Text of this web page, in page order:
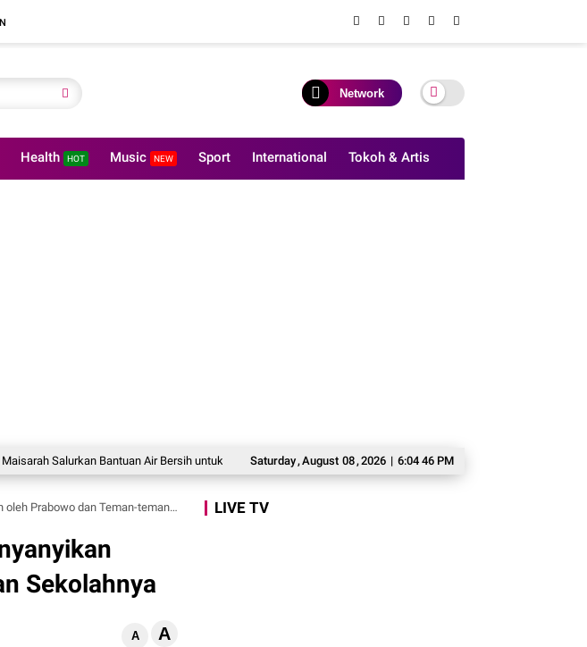
Network
Health HOT Music NEW Sport International Tokoh & Artis
Saturday,August 08,2026 | 6:04 47 PM
Salurkan Bantuan Air Bersih untuk Warga Babakan Madang Prabowo: Kepemimpinan Tak Bisa Dihadiahkan,
dan Teman-teman Sekolahnya
Sekolahnya
A A
LIVE TV